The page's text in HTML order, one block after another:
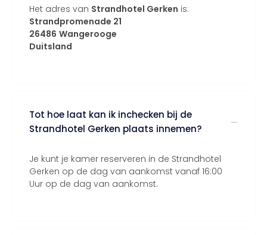
Het adres van Strandhotel Gerken is:
Strandpromenade 21
26486 Wangerooge
Duitsland
Tot hoe laat kan ik inchecken bij de
Strandhotel Gerken plaats innemen?
Je kunt je kamer reserveren in de Strandhotel
Gerken op de dag van aankomst vanaf 16:00
Uur op de dag van aankomst.